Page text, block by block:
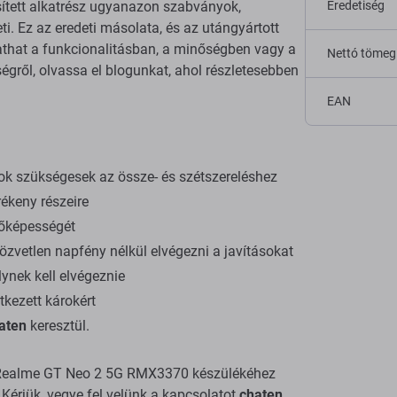
alkatrész ugyanazon szabványok,
Ez az eredeti másolata, és az utángyártott
a funkcionalitásban, a minőségben vagy a
olvassa el blogunkat, ahol részletesebben
szükségesek az össze- és szétszereléshez
részeire
napfény nélkül elvégezni a javításokat
kell elvégeznie
károkért
keresztül.
GT Neo 2 5G RMX3370 készülékéhez
Eredetiség
Nettó
EAN